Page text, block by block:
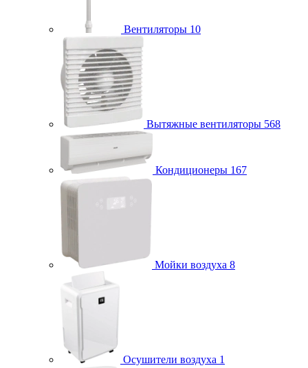
Вентиляторы 10
Вытяжные вентиляторы 568
Кондиционеры 167
Мойки воздуха 8
Осушители воздуха 1